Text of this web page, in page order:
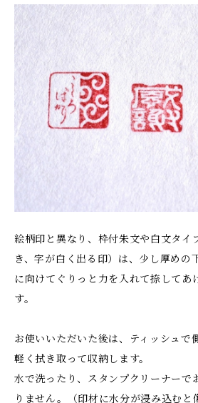
絵柄印と異なり、枠付朱文や白文タイ
き、字が白く出る印）は、少し厚めの
に向けてぐりっと力を入れて捺してあ
す。
お使いいただいた後は、ティッシュで
軽く拭き取って収納します。
水で洗ったり、スタンプクリーナーで
りません。（印材に水分が浸み込むと